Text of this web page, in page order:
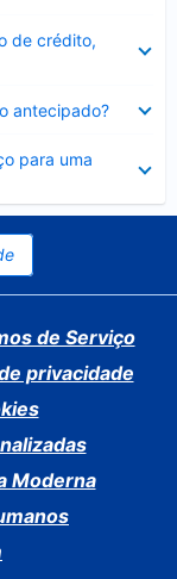
de crédito,
antecipado?
para uma
de Serviço
privacidade
Moderna